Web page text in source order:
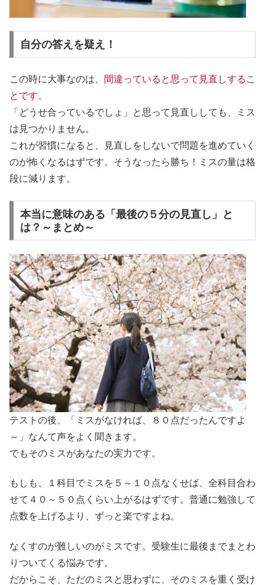
自分の答えを疑え！
この時に大事なのは、
間違っていると思って見直しするこ
とです。
「どうせ合っているでしょ」と思って見直ししても、ミス
は見つかりません。
これが習慣になると、見直しをしないで問題を進めていく
のが怖くなるはずです。そうなったら勝ち！
ミスの量は格
段に減ります。
本当に意味のある「最後の５分の見直し」と
は？～まとめ～
テストの後、「ミスがなければ、８０点だったんですよ
～」なんて声をよく聞きます。
でもそのミスがあなたの実力です。
もしも、１科目でミスを５～１０点なくせば、全科目合わ
せて４０～５０点くらい上がるはずです。普通に勉強して
点数を上げるより、ずっと楽ですよね。
なくすのが難しいのがミスです。受験生に最後までまとわ
りついてくる悩みです。
だからこそ、 ただのミスと思わずに、そのミスを重く受け